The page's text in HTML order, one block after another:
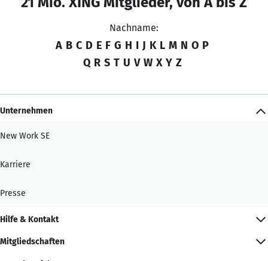
Nachname:
A B C D E F G H I J K L M N O P
Q R S T U V W X Y Z
Unternehmen
New Work SE
Karriere
Presse
Hilfe & Kontakt
Mitgliedschaften